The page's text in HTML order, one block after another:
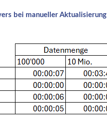
bei manueller Aktualisierung